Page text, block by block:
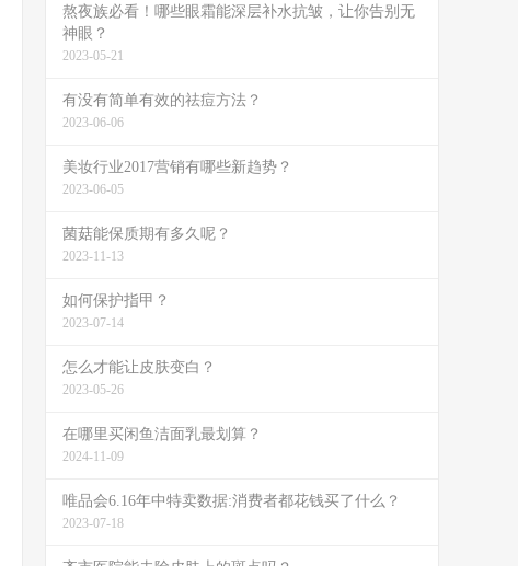
熬夜族必看！哪些眼霜能深层补水抗皱，让你告别无
神眼？
2023-05-21
有没有简单有效的祛痘方法？
2023-06-06
美妆行业2017营销有哪些新趋势？
2023-06-05
菌菇能保质期有多久呢？
2023-11-13
如何保护指甲？
2023-07-14
怎么才能让皮肤变白？
2023-05-26
在哪里买闲鱼洁面乳最划算？
2024-11-09
唯品会6.16年中特卖数据:消费者都花钱买了什么？
2023-07-18